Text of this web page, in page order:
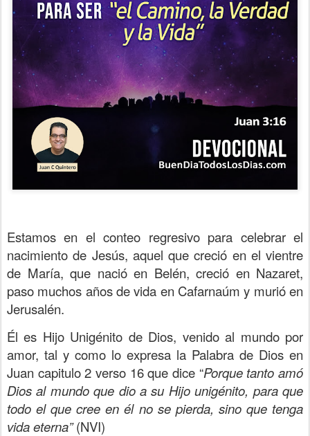
Estamos en el conteo regresivo para celebrar el
nacimiento de Jesús, aquel que creció en el vientre
de María, que nació en Belén, creció en Nazaret,
paso muchos años de vida en Cafarnaúm y murió en
Jerusalén.
Él es Hijo Unigénito de Dios, venido al mundo por
amor, tal y como lo expresa la Palabra de Dios en
Juan capitulo 2 verso 16 que dice “Porque tanto amó
Dios al mundo que dio a su Hijo unigénito, para que
todo el que cree en él no se pierda, sino que tenga
vida eterna”(NVI)